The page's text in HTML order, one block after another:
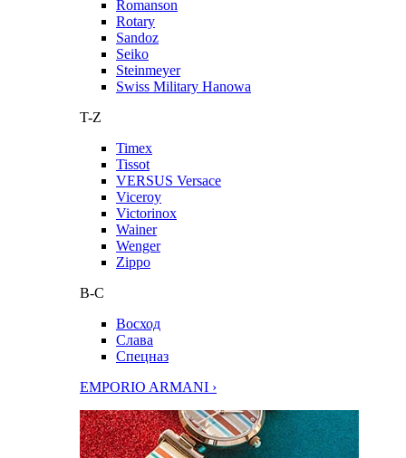
Romanson
Rotary
Sandoz
Seiko
Steinmeyer
Swiss Military Hanowa
T-Z
Timex
Tissot
VERSUS Versace
Viceroy
Victorinox
Wainer
Wenger
Zippo
В-С
Восход
Слава
Спецназ
EMPORIO ARMANI ›